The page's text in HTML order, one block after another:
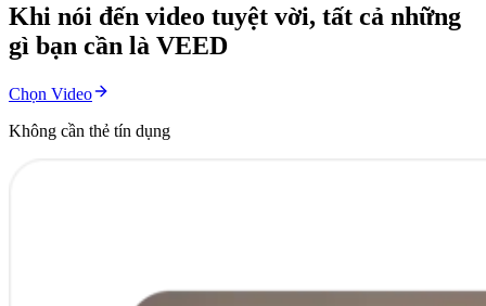
Khi nói đến video tuyệt vời, tất cả những
gì bạn cần là VEED
Chọn Video
Không cần thẻ tín dụng